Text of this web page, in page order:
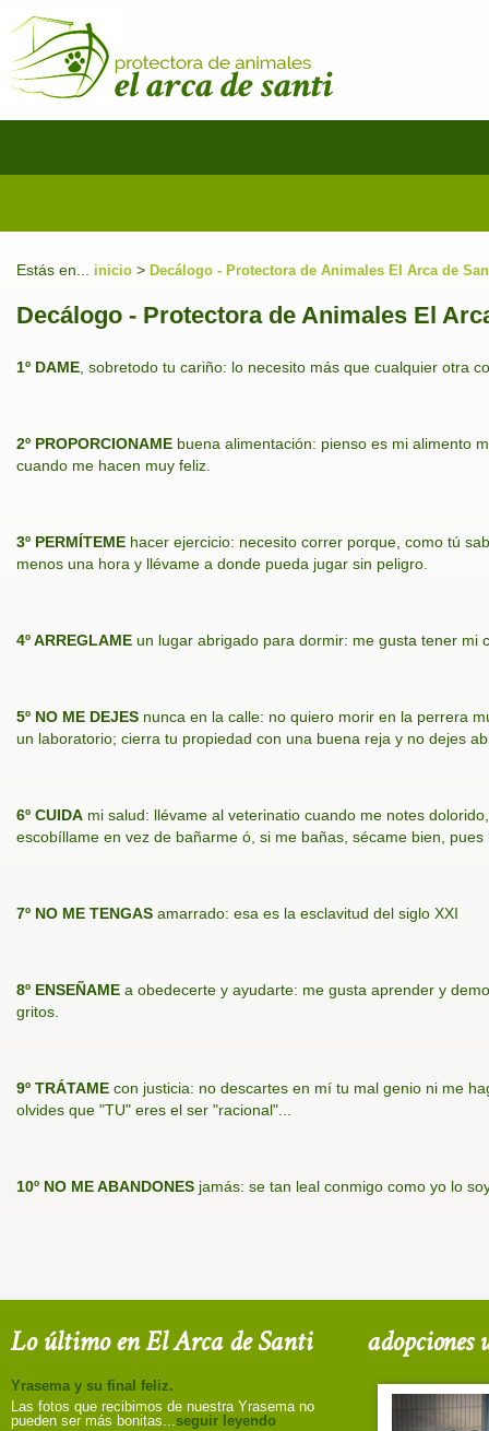
Estás en... inicio > Decálogo - Protectora de Animales El Arca de
Decálogo - Protectora de Animales El
1º DAME , sobretodo tu cariño: lo necesito más que cualquier otra
2º PROPORCIONAME buena alimentación: pienso es mi alimento
cuando me hacen muy feliz.
3º PERMÍTEME hacer ejercicio: necesito correr porque, como tú
menos una hora y llévame a donde pueda jugar sin peligro.
4º ARREGLAME un lugar abrigado para dormir: me gusta tener
5º NO ME DEJES nunca en la calle: no quiero morir en la perrera
un laboratorio; cierra tu propiedad con una buena reja y no dejes
6º CUIDA mi salud: llévame al veterinatio cuando me notes
escobíllame en vez de bañarme ó, si me bañas, sécame bien,
7º NO ME TENGAS amarrado: esa es la esclavitud del siglo XXI
8º ENSEÑAME a obedecerte y ayudarte: me gusta aprender y
gritos.
9º TRÁTAME con justicia: no descartes en mí tu mal genio ni me
olvides que "TU" eres el ser "racional"...
10º NO ME ABANDONES jamás: se tan leal conmigo como yo lo
Lo último en El Arca de Santi
Yrasema y su final feliz.
Las fotos que recibimos de nuestra Yrasema no
pueden ser más bonitas...seguir leyendo
adopciones